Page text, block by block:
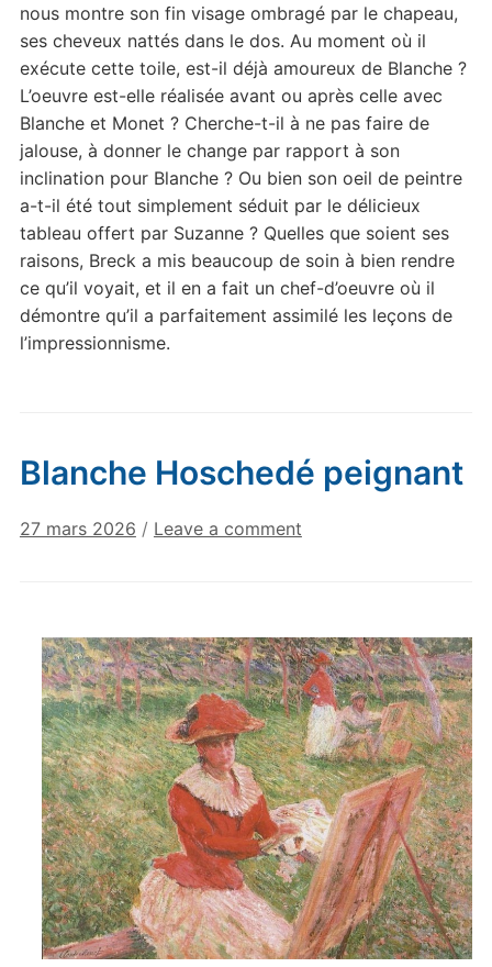
nous montre son fin visage ombragé par le chapeau,
ses cheveux nattés dans le dos. Au moment où il
exécute cette toile, est-il déjà amoureux de Blanche ?
L’oeuvre est-elle réalisée avant ou après celle avec
Blanche et Monet ? Cherche-t-il à ne pas faire de
jalouse, à donner le change par rapport à son
inclination pour Blanche ? Ou bien son oeil de peintre
a-t-il été tout simplement séduit par le délicieux
tableau offert par Suzanne ? Quelles que soient ses
raisons, Breck a mis beaucoup de soin à bien rendre
ce qu’il voyait, et il en a fait un chef-d’oeuvre où il
démontre qu’il a parfaitement assimilé les leçons de
l’impressionnisme.
Blanche Hoschedé peignant
27 mars 2026 / Leave a comment